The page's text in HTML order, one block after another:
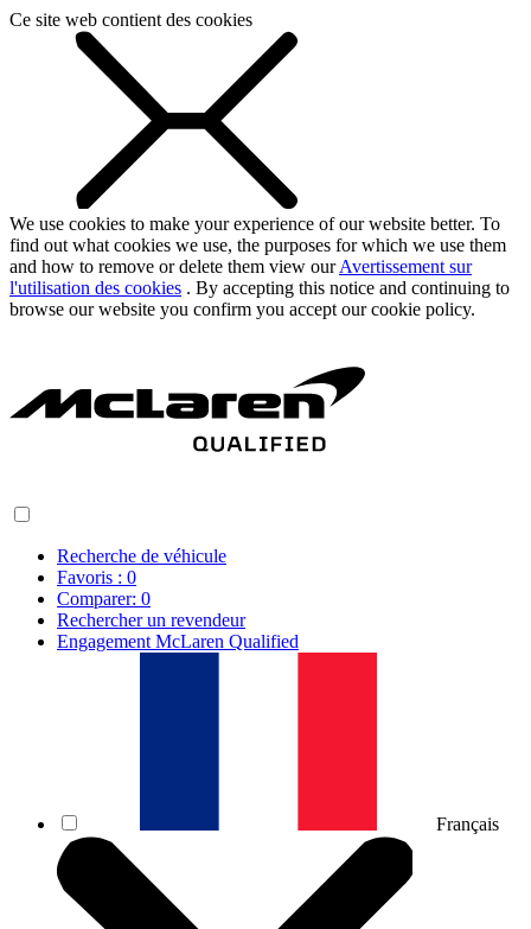
Ce site web contient des cookies
We use cookies to make your experience of our website better. To
find out what cookies we use, the purposes for which we use them
and how to remove or delete them view ourAvertissement sur
l'utilisation des cookies . By accepting this notice and continuing to
browse our website you confirm you accept our cookie policy.
Recherche de véhicule
Favoris : 0
Comparer: 0
Rechercher un revendeur
Engagement McLaren Qualified
Français